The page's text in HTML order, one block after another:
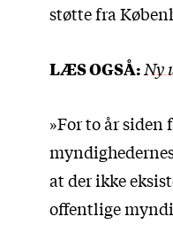
støtte fra
LÆS OGSÅ:Ny
»For to år
at der ikke
offentlige